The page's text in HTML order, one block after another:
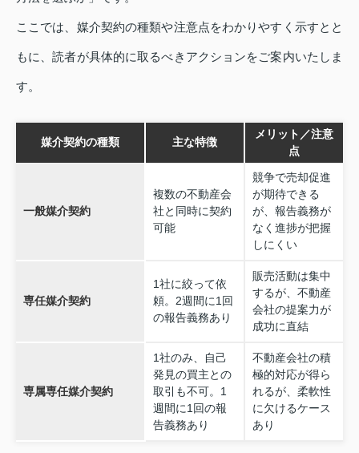
ここでは、媒介契約の種類や注意点をわかりやすく示すとと
もに、読者が具体的に取るべきアクションをご案内いたしま
す。
媒介契約の種類 主な特徴
メリット／注意
点
一般媒介契約
複数の不動産会
社と同時に契約
可能
競争で売却促進
が期待できる
が、報告義務が
なく進捗が把握
しにくい
専任媒介契約
1社に絞って依
頼。2週間に1回
の報告義務あり
販売活動は集中
するが、不動産
会社の提案力が
成功に直結
専属専任媒介契約
1社のみ、自己
発見の買主との
取引も不可。1
週間に1回の報
告義務あり
不動産会社の積
極的対応が得ら
れるが、柔軟性
に欠けるケース
あり